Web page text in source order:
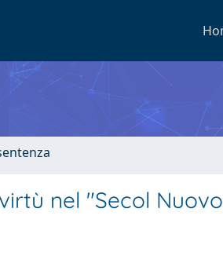
nel "Secol